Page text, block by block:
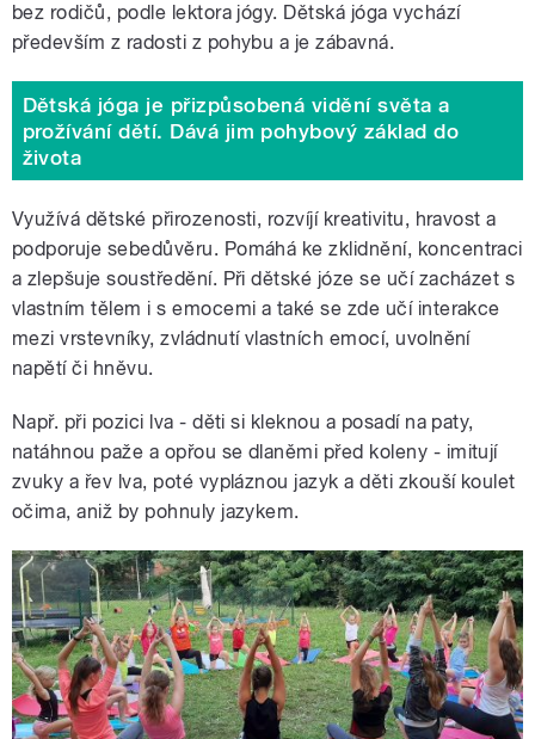
bez rodičů, podle lektora jógy. Dětská jóga vychází
především z radosti z pohybu a je zábavná.
Dětská jóga je přizpůsobená vidění světa a
prožívání dětí. Dává jim pohybový základ do
života
Využívá dětské přirozenosti, rozvíjí kreativitu, hravost a
podporuje sebedůvěru. Pomáhá ke zklidnění, koncentraci
a zlepšuje soustředění. Při dětské józe se učí zacházet s
vlastním tělem i s emocemi a také se zde učí interakce
mezi vrstevníky, zvládnutí vlastních emocí, uvolnění
napětí či hněvu.
Např. při pozici lva - děti si kleknou a posadí na paty,
natáhnou paže a opřou se dlaněmi před koleny - imitují
zvuky a řev lva, poté vypláznou jazyk a děti zkouší koulet
očima, aniž by pohnuly jazykem.